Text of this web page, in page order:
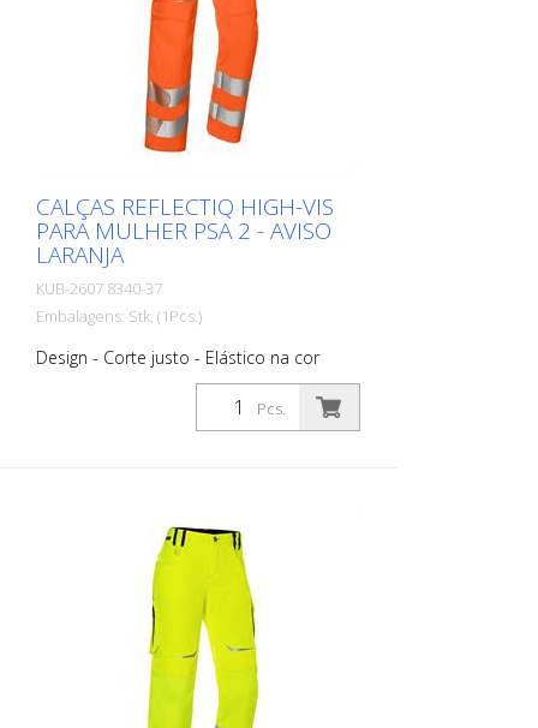
CALÇAS REFLECTIQ HIGH-VIS
PARA MULHER PSA 2 - AVISO
LARANJA
KUB-2607 8340-37
Embalagens: Stk. (1Pcs.)
Design - Corte justo - Elástico na cor
preta - Elementos reflectores: Emblema
refletor na zona do joelho. Fita reflectora
segmentada e a todo o comprimento
liberdade de movimentos - Com dois
bolsos traseiros com função de
sobreposição - Com dois bolsos
traseiros com reforço CORDURA®, com
aba e velcro à direita - Direito: bolso
solto, com régua de dois metros, com
reforço CORDURA®, aba e fecho de
velcro, bolso adicional com fecho de
correr para smartphones - À esquerda:
Pcs.